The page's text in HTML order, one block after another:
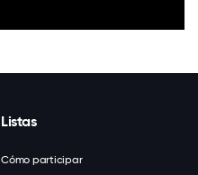
Listas
Cómo participar